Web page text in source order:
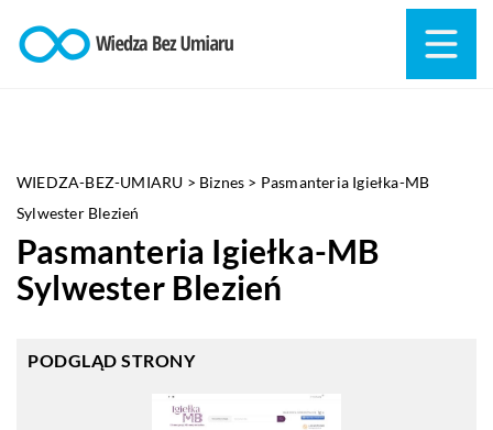
WIEDZA-BEZ-UMIARU > Biznes > Pasmanteria Igiełka-MB
Sylwester Blezień
Pasmanteria Igiełka-MB
Sylwester Blezień
PODGLĄD STRONY